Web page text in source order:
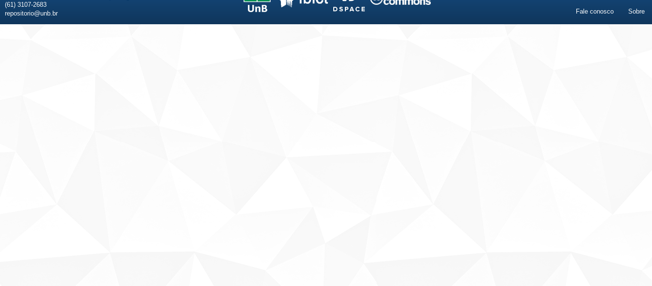
(61) 3107-2683
repositorio@unb.br
Fale conosco Sobre